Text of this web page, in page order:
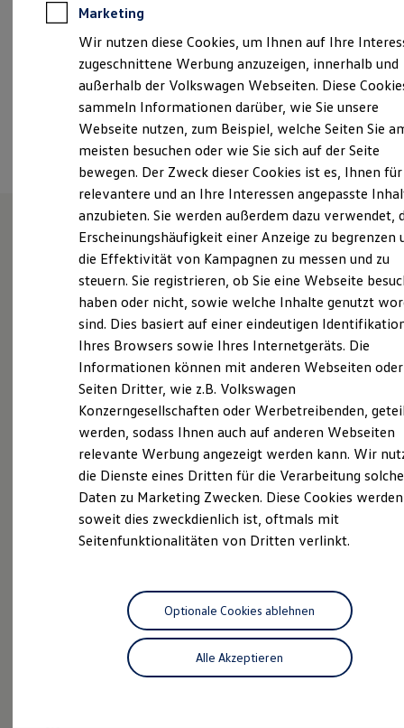
Sommer-Special
Reparatur, Pflege & Inspektion
Servicetermin anfragen
Service-Vorteile bei Volkswagen Nutzfahrzeuge
Economy Service
Räder & Reifen Service
Ersatzfahrzeuge
Notdienst und Pannenhilfe
Software, Konnektivität & Apps
California App
VW Connect für Ihren ID. Buzz
VW Connect für Ihren Transporter/Caravelle
VW Connect für Ihren Amarok
VW Connect für andere Modelle
Connect Pro
Fleet Interface Data
Multistop Pathfinder
Übersicht Software Updates
Hilfreiches für Besitzer
Fahrerassistenz- und Sicherheitssysteme
Kontrollleuchten
Kurzfahrprofile und Ölverdünnung
Batterieverordnung
XTL-Dieselkraftstoff
Ersatzteile und Betriebsflüssigkeiten
Original Zubehör und Lifestyle Produkte
myVolkswagen Business
Elektrisch & Autonom
Elektro - & Hybridfahrzeuge
Klimafreundlicher Strom
Ladezeitensimulator
Ladelösungen für Privatkunden
Ladelösungen für Gewerbekunden
Wallbox und Ladekabel
Bidirektionales Laden
Förderung & Kosten der Elektrofahrzeuge
+49 3473 87330
Ansprechpartner
Termin vereinbaren
Unsere Leistungenim
Überblick
Neuwagen Caddy - Multivan -
California
Service
Volkswagen Economy
Service
Probefahrt
Marketing
Wir nutzen diese Cookies, um Ihnen auf Ihre
zugeschnittene Werbung anzuzeigen, innerhalb und
außerhalb der Volkswagen Webseiten. Diese
sammeln Informationen darüber, wie Sie unsere
Webseite nutzen, zum Beispiel, welche Seiten Sie
meisten besuchen oder wie Sie sich auf der Seite
bewegen. Der Zweck dieser Cookies ist es, Ihnen für
relevantere und an Ihre Interessen angepasste
anzubieten. Sie werden außerdem dazu verwendet,
Erscheinungshäufigkeit einer Anzeige zu begrenzen
die Effektivität von Kampagnen zu messen und zu
steuern. Sie registrieren, ob Sie eine Webseite
haben oder nicht, sowie welche Inhalte genutzt
sind. Dies basiert auf einer eindeutigen
Ihres Browsers sowie Ihres Internetgeräts. Die
Informationen können mit anderen Webseiten oder
Seiten Dritter, wie z.B. Volkswagen
Konzerngesellschaften oder Werbetreibenden,
werden, sodass Ihnen auch auf anderen Webseiten
relevante Werbung angezeigt werden kann. Wir
die Dienste eines Dritten für die Verarbeitung
Daten zu Marketing Zwecken. Diese Cookies
soweit dies zweckdienlich ist, oftmals mit
Seitenfunktionalitäten von Dritten verlinkt.
Alle Akzeptieren
Optionale Cookies ablehnen